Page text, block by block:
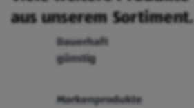
aus unserem Sortiment.
Dauerhaft
günstig
Markenprodukte